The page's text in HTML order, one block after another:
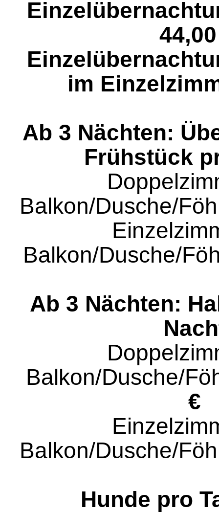
im
Ab 3 Nächten:
Frühstück
Balkon/Dusche/
Balkon/Dusche/
Ab 3 Nächten:
Balkon/Dusche/
€
Balkon/Dusche/
Hunde pro